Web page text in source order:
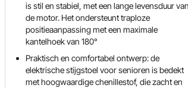
is stil en stabiel, met een lange levensduur van
de motor. Het ondersteunt traploze
positieaanpassing met een maximale
kantelhoek van 180°
Praktisch en comfortabel ontwerp: de
elektrische stijgstoel voor senioren is bedekt
met hoogwaardige chenillestof, die zacht en